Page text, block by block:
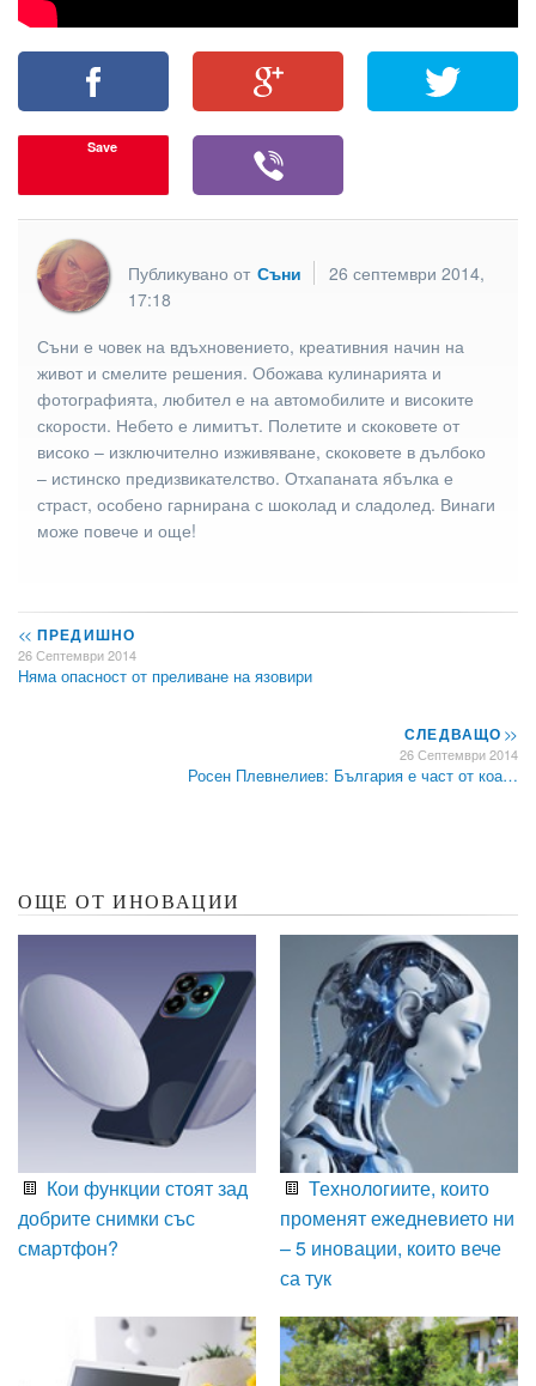
Save
Публикувано от Съни
26 септември 2014,
17:18
Съни е човек на вдъхновението, креативния начин на
живот и смелите решения. Обожава кулинарията и
фотографията, любител е на автомобилите и високите
скорости. Небето е лимитът. Полетите и скоковете от
високо – изключително изживяване, скоковете в дълбоко
– истинско предизвикателство. Отхапаната ябълка е
страст, особено гарнирана с шоколад и сладолед. Винаги
може повече и още!
<< ПРЕДИШНО
26 Септември 2014
Няма опасност от преливане на язовири
СЛЕДВАЩО>>
26 Септември 2014
Росен Плевнелиев: България е част от коа…
ОЩЕ ОТ ИНОВАЦИИ
Кои функции стоят зад
добрите снимки със
смартфон?
Технологиите, които
променят ежедневието ни
– 5 иновации, които вече
са тук